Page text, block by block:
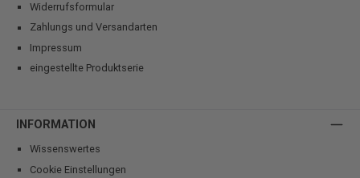
Widerrufsformular
Zahlungs und Versandarten
Impressum
eingestellte Produktserie
INFORMATION
Wissenswertes
Cookie Einstellungen